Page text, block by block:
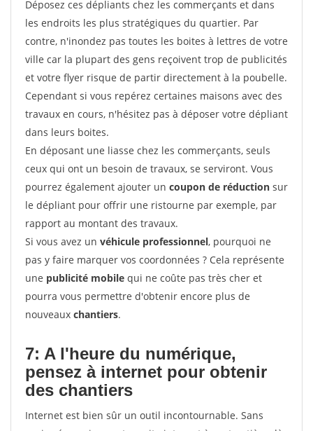
Déposez ces dépliants chez les commerçants et dans
les endroits les plus stratégiques du quartier. Par
contre, n'inondez pas toutes les boites à lettres de votre
ville car la plupart des gens reçoivent trop de publicités
et votre flyer risque de partir directement à la poubelle.
Cependant si vous repérez certaines maisons avec des
travaux en cours, n'hésitez pas à déposer votre dépliant
dans leurs boites.
En déposant une liasse chez les commerçants, seuls
ceux qui ont un besoin de travaux, se serviront. Vous
pourrez également ajouter un coupon de réduction sur
le dépliant pour offrir une ristourne par exemple, par
rapport au montant des travaux.
Si vous avez un véhicule professionnel, pourquoi ne
pas y faire marquer vos coordonnées ? Cela représente
une publicité mobile qui ne coûte pas très cher et
pourra vous permettre d'obtenir encore plus de
nouveaux chantiers.
7: A l'heure du numérique,
pensez à internet pour obtenir
des chantiers
Internet est bien sûr un outil incontournable. Sans